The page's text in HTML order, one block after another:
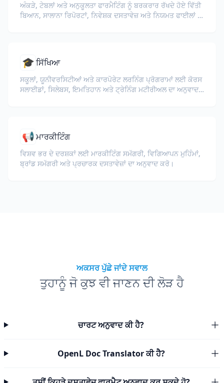
ਅੰਕੜੇ, ਟੇਬਲਾਂ ਅਤੇ ਅਨੁਕੂਲਤਾ ਫਾਰਮੈਟਿੰਗ ਨੂੰ ਬਰਕਰਾਰ ਰੱਖਦੇ ਹੋਏ ਵਿੱਤੀ
ਬਿਆਨ, ਸਾਲਾਨਾ ਰਿਪੋਰਟਾਂ, ਨਿਵੇਸ਼ਕ ਦਸਤਾਵੇਜ਼ ਅਤੇ ਨਿਯਮਤ ਫਾਈਲਾਂ ਦਾ
🎓ਸਿੱਖਿਆ
ਸਕੂਲਾਂ, ਯੂਨੀਵਰਸਿਟੀਆਂ ਅਤੇ ਕਾਰਪੋਰੇਟ ਲਰਨਿੰਗ ਪ੍ਰੋਗਰਾਮਾਂ ਲਈ ਕੋਰਸ
ਸਲਾਈਡਾਂ, ਸਿਲੇਬਸ, ਇਮਤਿਹਾਨ ਅਤੇ ਟ੍ਰੇਨਿੰਗ ਮਟੀਰੀਅਲ ਦਾ ਅਨੁਵਾਦ
📢ਮਾਰਕੀਟਿੰਗ
ਵਿਸ਼ਵ ਭਰ ਦੇ ਦਰਸ਼ਕਾਂ ਲਈ ਮਾਰਕੀਟਿੰਗ ਸਮੱਗਰੀ, ਵਿਗਿਆਪਨ ਮੁਹਿੰਮਾਂ,
ਬ੍ਰਾਂਡ ਸਮੱਗਰੀ ਅਤੇ ਪ੍ਰਚਾਰਕ ਦਸਤਾਵੇਜ਼ਾਂ ਦਾ ਅਨੁਵਾਦ ਕਰੋ।
ਅਕਸਰ ਪੁੱਛੇ ਜਾਂਦੇ ਸਵਾਲ
ਤੁਹਾਨੂੰ ਜੋ ਕੁਝ ਵੀ ਜਾਣਨ ਦੀ ਲੋੜ ਹੈ
ਚਾਰਟ ਅਨੁਵਾਦ ਕੀ ਹੈ?
OpenL Doc Translator ਕੀ ਹੈ?